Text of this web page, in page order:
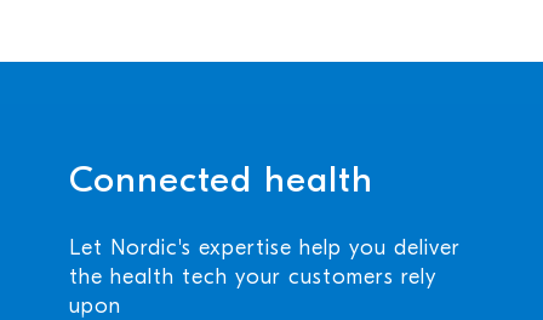
Connected health
Let Nordic's expertise help you deliver
the health tech your customers rely
upon